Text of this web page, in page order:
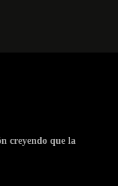
creyendo que la